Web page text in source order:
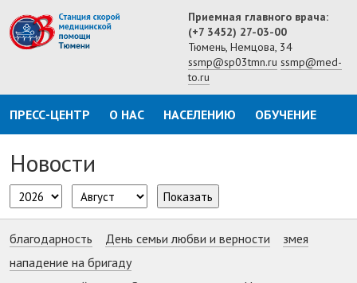
Приемная главного врача:
(+7 3452) 27-03-00
Тюмень, Немцова, 34
ssmp@sp03tmn.ru ssmp@med-
to.ru
ПРЕСС-ЦЕНТР О НАС НАСЕЛЕНИЮ ОБУЧЕНИЕ
Новости
Показать
благодарность День семьи любви и верности
змея
нападение на бригаду